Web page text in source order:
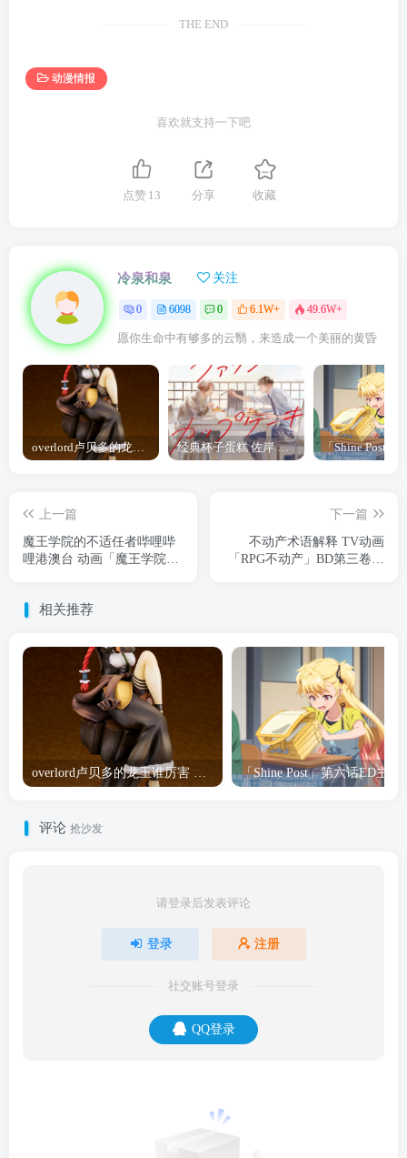
THE END
动漫情报
喜欢就支持一下吧
点赞 13 分享 收藏
冷泉和泉 关注
0 6098 0 6.1W+ 49.6W+
愿你生命中有够多的云翳，来造成一个美丽的黄昏
overlord卢贝多的龙王谁厉害 「Overlord」露普斯蕾琪娜·贝塔手办开订 经典杯子蛋糕 佐岸 漫画「经典杯子蛋糕」宣布真人日剧化
上一篇
魔王学院的不适任者哔哩哔
哩港澳台 动画「魔王学院的
下一篇
不动产术语解释 TV动画
「RPG不动产」BD第三卷封
相关推荐
评论 抢沙发
请登录后发表评论
登录 注册
社交账号登录
QQ登录